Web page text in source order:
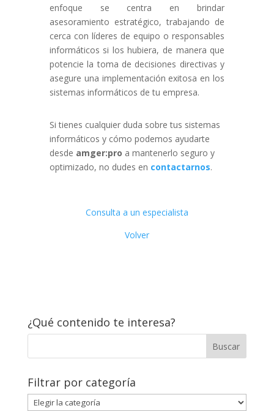
enfoque se centra en brindar
asesoramiento estratégico, trabajando de
cerca con líderes de equipo o responsables
informáticos si los hubiera, de manera que
potencie la toma de decisiones directivas y
asegure una implementación exitosa en los
sistemas informáticos de tu empresa.
Si tienes cualquier duda sobre tus sistemas
informáticos y cómo podemos ayudarte
desde amger:pro a mantenerlo seguro y
optimizado, no dudes en contactarnos.
Consulta a un especialista
Volver
¿Qué contenido te interesa?
Filtrar por categoría
Filtrar